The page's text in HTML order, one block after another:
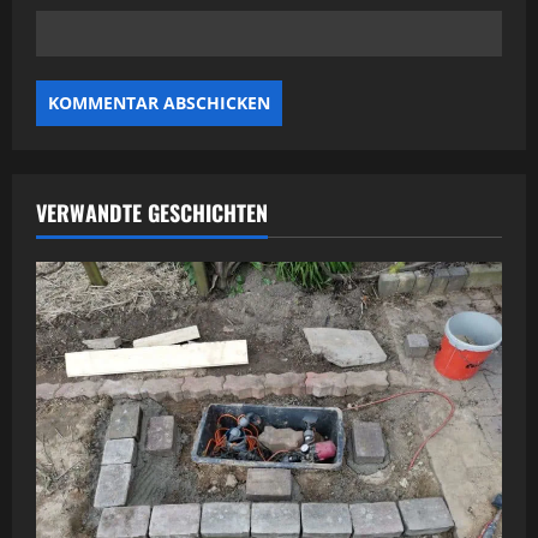
VERWANDTE GESCHICHTEN